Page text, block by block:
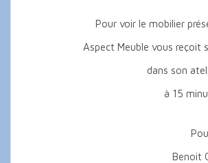
Pour voir le mobilier
Aspect Meuble vous reçoit
dans son
à 15
Benoit